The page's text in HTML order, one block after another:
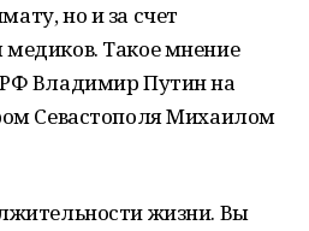
но и за счет
Такое мнение
Владимир Путин на
Севастополя Михаилом
жизни. Вы